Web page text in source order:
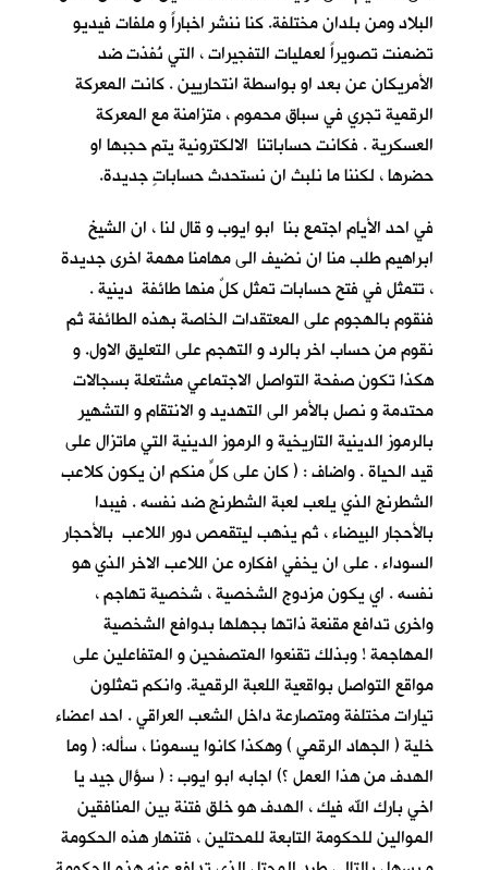
البلاد ومن بلدان مختلفة. كنا ننشر اخباراً و ملفات فيديو
تضمنت تصويراً لعمليات التفجيرات ، التي نُفذت ضد
الأمريكان عن بعد او بواسطة انتحاريين . كانت المعركة
الرقمية تجري في سباق محموم ، متزامنة مع المعركة
العسكرية . فكانت حساباتنا الالكترونية يتم حجبها او
حضرها ، لكننا ما نلبث ان نستحدث حساباتٍ جديدة.
في احد الأيام اجتمع بنا ابو ايوب و قال لنا ، ان الشيخ
ابراهيم طلب منا ان نضيف الى مهامنا مهمة اخرى جديدة
، تتمثل في فتح حسابات تمثل كلٌ منها طائفة دينية .
فنقوم بالهجوم على المعتقدات الخاصة بهذه الطائفة ثم
نقوم من حساب اخر بالرد و التهجم على التعليق الاول. و
هكذا تكون صفحة التواصل الاجتماعي مشتعلة بسجالات
محتدمة و نصل بالأمر الى التهديد و الانتقام و التشهير
بالرموز الدينية التاريخية و الرموز الدينية التي ماتزال على
قيد الحياة . واضاف : ( كان على كلٍّ منكم ان يكون كلاعب
الشطرنج الذي يلعب لعبة الشطرنج ضد نفسه . فيبدا
بالأحجار البيضاء ، ثم يذهب ليتقمص دور اللاعب بالأحجار
السوداء . على ان يخفي افكاره عن اللاعب الاخر الذي هو
نفسه . اي يكون مزدوج الشخصية ، شخصية تهاجم ،
واخرى تدافع مقنعة ذاتها بجهلها بدوافع الشخصية
المهاجمة ! وبذلك تقنعوا المتصفحين و المتفاعلين على
مواقع التواصل بواقعية اللعبة الرقمية. وانكم تمثلون
تيارات مختلفة ومتصارعة داخل الشعب العراقي . احد اعضاء
خلية ( الجهاد الرقمي ) وهكذا كانوا يسمونا ، سأله: ( وما
الهدف من هذا العمل ؟) اجابه ابو ايوب : ( سؤال جيد يا
اخي بارك الله فيك ، الهدف هو خلق فتنة بين المنافقين
الموالين للحكومة التابعة للمحتلين ، فتنهار هذه الحكومة